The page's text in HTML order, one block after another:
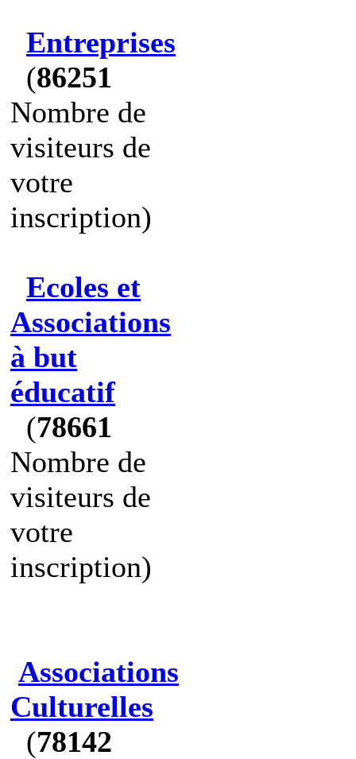
Entreprises
(86251
Nombre de
visiteurs de
votre
inscription)
Ecoles et
Associations
à but
éducatif
(78661
Nombre de
visiteurs de
votre
inscription)
Associations
Culturelles
(78142